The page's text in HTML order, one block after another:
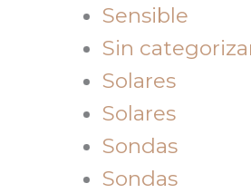
Sensible
Sin
Solares
Solares
Sondas
Sondas